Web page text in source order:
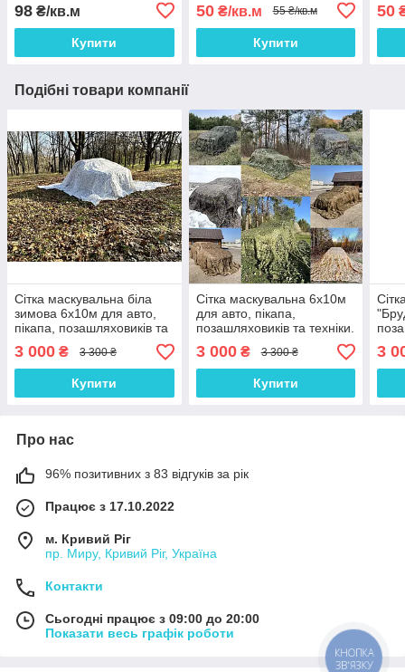
98 ₴/кв.м
Купити
камуфляж (листя)
50₴/кв.м 55 ₴/кв.м
Купити
50
Подібні товари компанії
Сітка маскувальна біла
зимова 6х10м для авто,
пікапа, позашляховиків та
техніки. Маскування для
окопів та бліндажів. Зима
№1
3 000 ₴ 3 300 ₴
Купити
Сітка маскувальна 6х10м
для авто, пікапа,
позашляховиків та техніки.
Маскування для окопів та
бліндажів
3 000₴ 3 300 ₴
Купити
3
Про нас
96% позитивних з 83 відгуків за рік
Працює з 17.10.2022
м. Кривий Ріг
пр. Миру, Кривий Ріг, Україна
Контакти
Сьогодні працює з 09:00 до 20:00
Показати весь графік роботи
КНОПКА
ЗВ'ЯЗКУ